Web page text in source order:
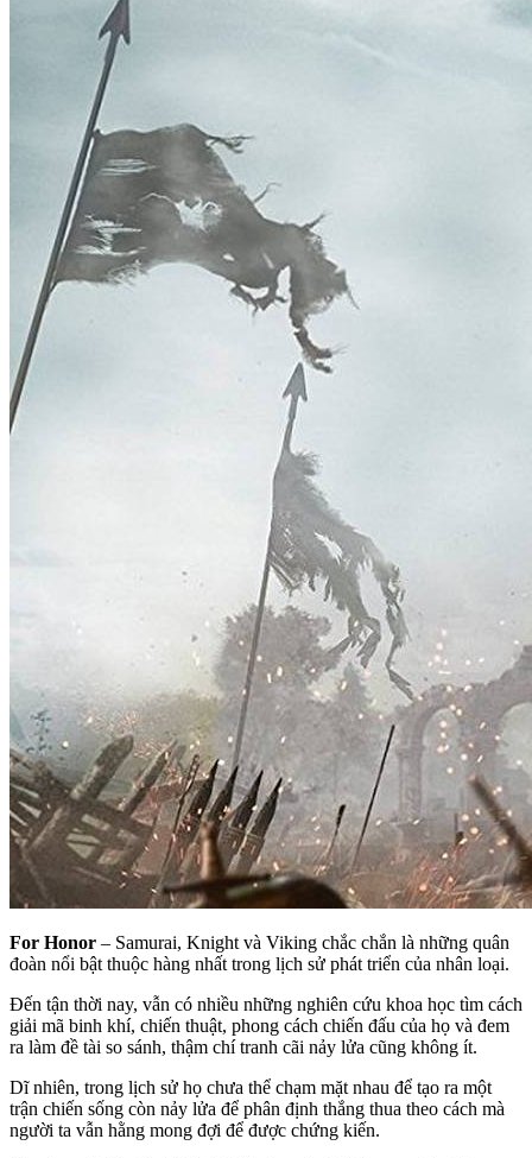
For Honor – Samurai, Knight và Viking chắc chắn là những quân
đoàn nổi bật thuộc hàng nhất trong lịch sử phát triển của nhân loại.
Đến tận thời nay, vẫn có nhiều những nghiên cứu khoa học tìm cách
giải mã binh khí, chiến thuật, phong cách chiến đấu của họ và đem
ra làm đề tài so sánh, thậm chí tranh cãi nảy lửa cũng không ít.
Dĩ nhiên, trong lịch sử họ chưa thể chạm mặt nhau để tạo ra một
trận chiến sống còn nảy lửa để phân định thắng thua theo cách mà
người ta vẫn hằng mong đợi để được chứng kiến.